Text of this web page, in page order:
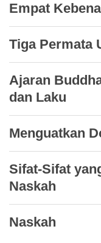
Empat
Tiga Permata
Ajaran
dan Laku
Menguatkan
Sifat-Sifat
Naskah
Naskah